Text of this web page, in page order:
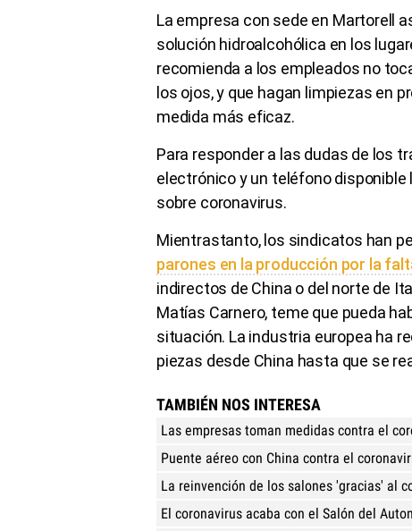
La empresa con sede en Martorell
solución hidroalcohólica en los
recomienda a los empleados no
los ojos, y que hagan limpiezas en
medida más eficaz.
Para responder a las dudas de los
electrónico y un teléfono
sobre coronavirus.
Mientrastanto, los sindicatos han
parones en la producción por la
indirectos de China o del norte de
Matías Carnero, teme que pueda
situación. La industria europea ha
piezas desde China hasta que se
TAMBIÉN NOS INTERESA
Las empresas toman medidas contra el
Puente aéreo con China contra el
La reinvención de los salones 'gracias' al
El coronavirus acaba con el Salón del